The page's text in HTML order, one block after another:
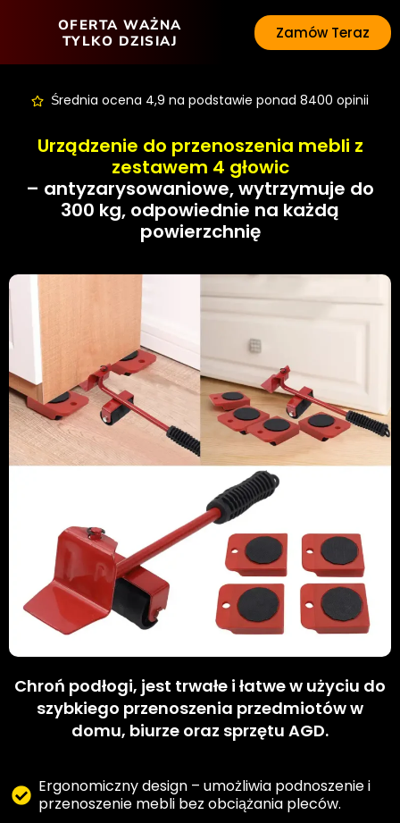
OFERTA WAŻNA
TYLKO DZISIAJ
Zamów Teraz
Średnia ocena 4,9 na podstawie ponad 8400 opinii
Urządzenie do przenoszenia mebli z
zestawem 4 głowic
– antyzarysowaniowe, wytrzymuje do
300 kg, odpowiednie na każdą
powierzchnię
Chroń podłogi, jest trwałe i łatwe w użyciu do
szybkiego przenoszenia przedmiotów w
domu, biurze oraz sprzętu AGD.
Ergonomiczny design – umożliwia podnoszenie i
przenoszenie mebli bez obciążania pleców.